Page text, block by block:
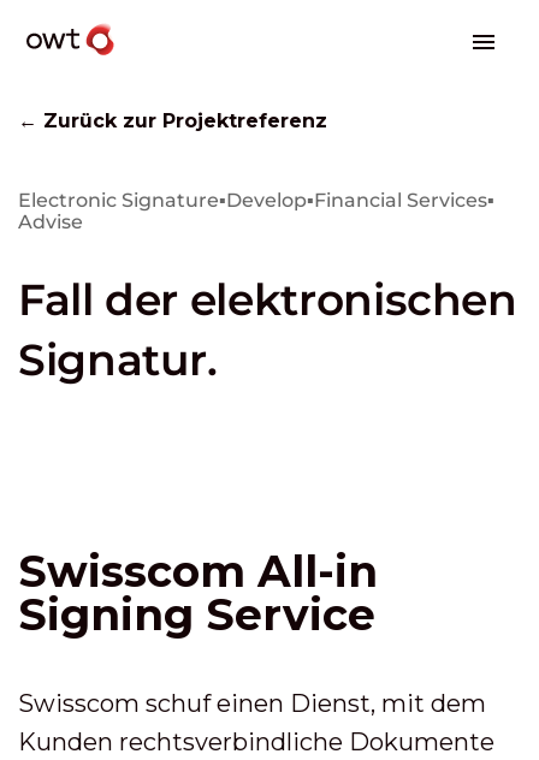
← Zurück zur Projektreferenz
Electronic Signature▪Develop▪Financial Services▪
Advise
Fall der elektronischen
Signatur.
Swisscom All-in
Signing Service
Swisscom schuf einen Dienst, mit dem
Kunden rechtsverbindliche Dokumente